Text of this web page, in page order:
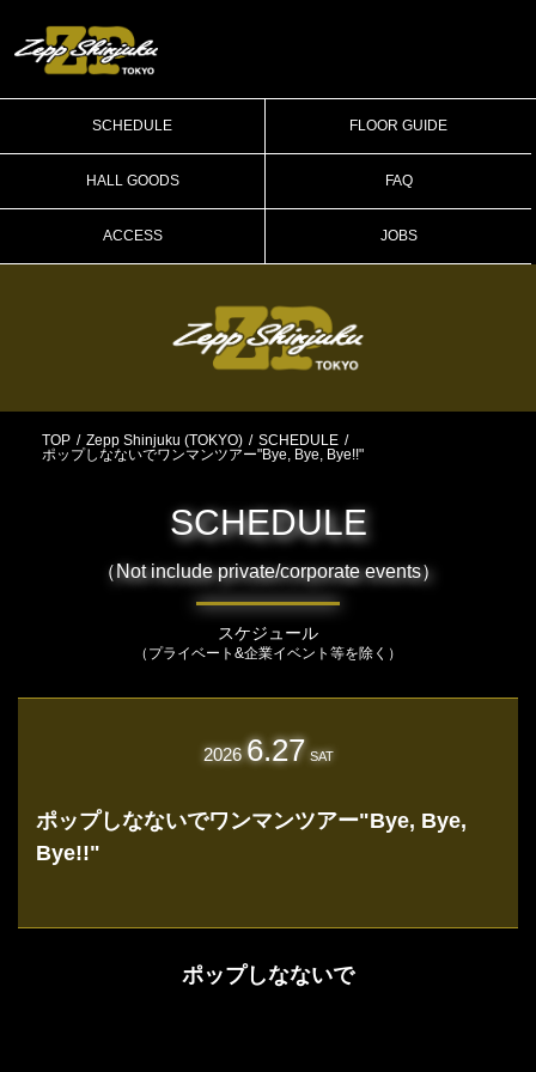
SCHEDULE FLOOR GUIDE
HALL GOODS FAQ
ACCESS JOBS
TOP Zepp Shinjuku (TOKYO)
SCHEDULE
ポップしなないでワンマンツアー"Bye, Bye, Bye!!"
SCHEDULE
（Not include private/corporate events）
スケジュール
（プライベート&企業イベント等を除く）
2026 6.27 SAT
ポップしなないでワンマンツアー"Bye, Bye,
Bye!!"
ポップしなないで